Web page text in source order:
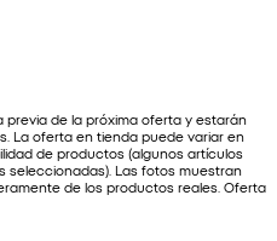
de la próxima oferta y estarán
La oferta en tienda puede variar en
de productos (algunos artículos
seleccionadas). Las fotos muestran
de los productos reales. Oferta